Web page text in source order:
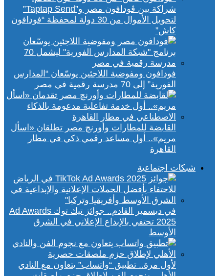
شراكة بين ڤودافون مصر و”Taptap Send”
لتحويل الأموال من 30 دولة لمحفظة “فودافون
كاش”
فودافون ومفوضية اللاجئين يوسّعان “المدارس
الفورية” إلى 70 مدرسة رقمية في مصر
القابضة للمطارات وأورنچ مصر تطلقان «اسأل
مريم».. أول مساعد رقمي ذكي في مطار
القاهرة
شبكات اجتماعية
في ديسمبر القادم.. جوائز تيك توك Ad Awards
2025 تحتفي بالإبداع الإعلاني في الشرق
الأوسط
لأول مرة.. تطبيق “واتساب” يتعاون مع النادي